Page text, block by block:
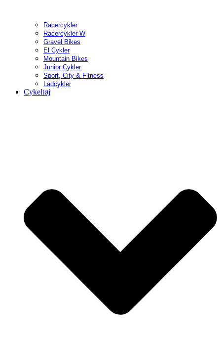
Racercykler
Racercykler W
Gravel Bikes
El Cykler
Mountain Bikes
Junior Cykler
Sport, City & Fitness
Ladcykler
Cykeltøj